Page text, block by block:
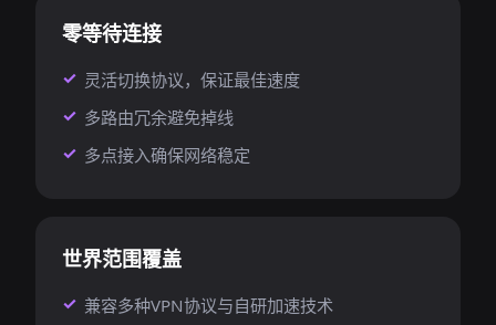
零等待连接
灵活切换协议，保证最佳速度
多路由冗余避免掉线
多点接入确保网络稳定
世界范围覆盖
兼容多种VPN协议与自研加速技术